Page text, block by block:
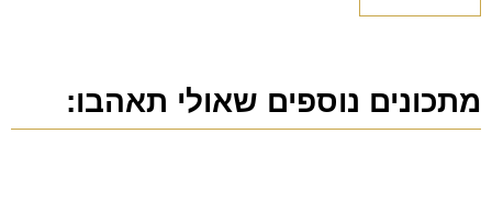
מתכונים נוספים שאולי תאהבו: